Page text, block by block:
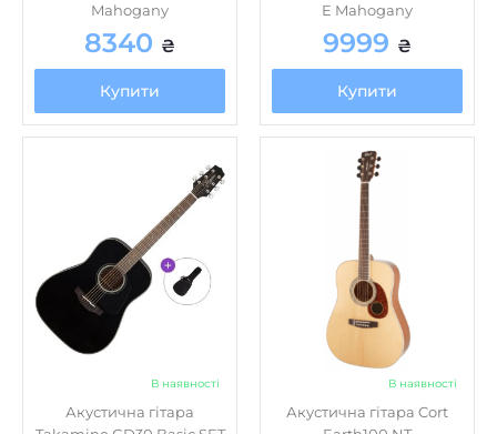
Mahogany
8340 ₴
Купити
E Mahogany
9999 ₴
Купити
В наявності
Акустична гітара
В наявності
Акустична гітара Cort